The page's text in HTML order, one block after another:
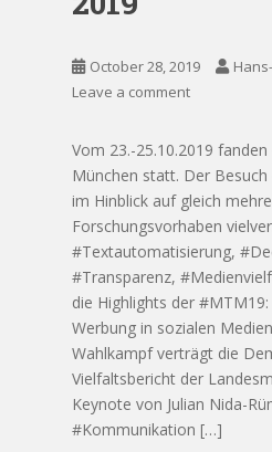
October 28, 2019
Leave a comment
Vom 23.-25.10.2019
München statt. Der
im Hinblick auf gleich
Forschungsvorhaben
#Textautomatisierung,
#Transparenz,
die Highlights der
Werbung in sozialen
Wahlkampf verträgt die
Vielfaltsbericht der
Keynote von Julian Nida-
#Kommunikation […]